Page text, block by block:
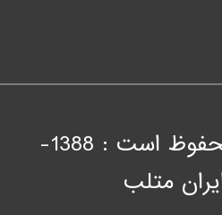
تمامی حقوق محفوظ است : 1388-
متلب